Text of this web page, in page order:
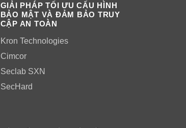
GIẢI PHÁP TỐI ƯU CẤU HÌNH
BẢO MẬT VÀ ĐẢM BẢO TRUY
CẬP AN TOÀN
Kron Technologies
Cimcor
Seclab SXN
SecHard